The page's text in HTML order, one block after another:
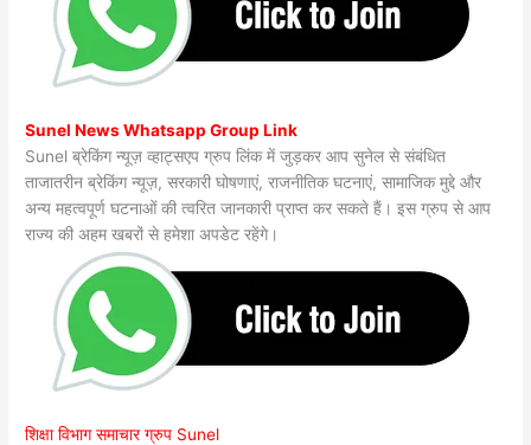
Sunel News Whatsapp Group Link
Sunel ब्रेकिंग न्यूज़ व्हाट्सएप ग्रुप लिंक में जुड़कर आप सुनेल से संबंधित
ताजातरीन ब्रेकिंग न्यूज़, सरकारी घोषणाएं, राजनीतिक घटनाएं, सामाजिक मुद्दे और
अन्य महत्वपूर्ण घटनाओं की त्वरित जानकारी प्राप्त कर सकते हैं। इस ग्रुप से आप
राज्य की अहम खबरों से हमेशा अपडेट रहेंगे।
शिक्षा विभाग समाचार ग्रुप Sunel